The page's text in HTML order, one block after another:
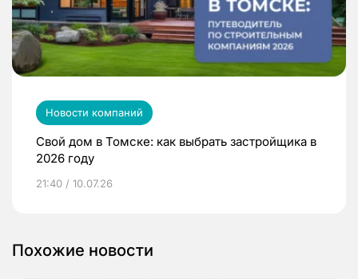
Новости компаний
Свой дом в Томске: как выбрать застройщика в
2026 году
21:40 / 10.07.26
Похожие новости